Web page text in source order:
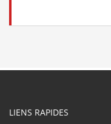
LIENS RAPIDES